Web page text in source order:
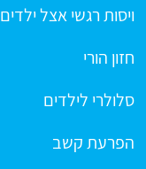
ויסות רגשי אצל ילדים
חזון הורי
סלולרי לילדים
הפרעת קשב